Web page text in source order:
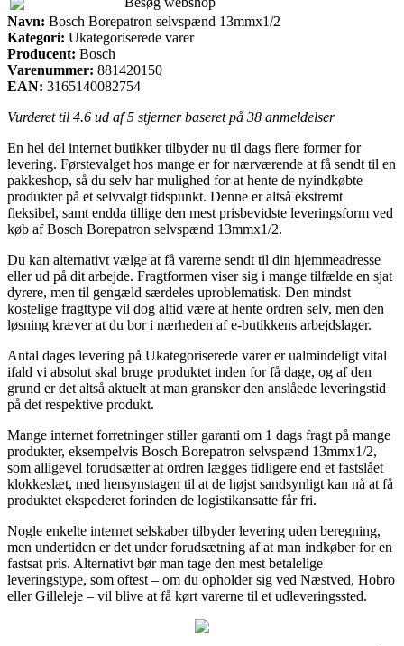
Navn: Bosch Borepatron selvspænd 13mmx1/2
Kategori: Ukategoriserede varer
Producent: Bosch
Varenummer: 881420150
EAN: 3165140082754
Vurderet til 4.6 ud af 5 stjerner baseret på 38 anmeldelser
En hel del internet butikker tilbyder nu til dags flere former for
levering. Førstevalget hos mange er for nærværende at få sendt til en
pakkeshop, så du selv har mulighed for at hente de nyindkøbte
produkter på et selvvalgt tidspunkt. Denne er altså ekstremt
fleksibel, samt endda tillige den mest prisbevidste leveringsform ved
køb af Bosch Borepatron selvspænd 13mmx1/2.
Du kan alternativt vælge at få varerne sendt til din hjemmeadresse
eller ud på dit arbejde. Fragtformen viser sig i mange tilfælde en sjat
dyrere, men til gengæld særdeles uproblematisk. Den mindst
kostelige fragttype vil dog altid være at hente ordren selv, men den
løsning kræver at du bor i nærheden af e-butikkens arbejdslager.
Antal dages levering på Ukategoriserede varer er ualmindeligt vital
ifald vi absolut skal bruge produktet inden for få dage, og af den
grund er det altså aktuelt at man gransker den anslåede leveringstid
på det respektive produkt.
Mange internet forretninger stiller garanti om 1 dags fragt på mange
produkter, eksempelvis Bosch Borepatron selvspænd 13mmx1/2,
som alligevel forudsætter at ordren lægges tidligere end et fastslået
klokkeslæt, med hensynstagen til at de højst sandsynligt kan nå at få
produktet ekspederet forinden de logistikansatte får fri.
Nogle enkelte internet selskaber tilbyder levering uden beregning,
men undertiden er det under forudsætning af at man indkøber for en
fastsat pris. Alternativt bør man tage den mest betalelige
leveringstype, som oftest – om du opholder sig ved Næstved, Hobro
eller Gilleleje – vil blive at få kørt varerne til et udleveringssted.